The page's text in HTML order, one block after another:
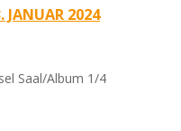
JANUAR 2024
Saal/Album 1/4